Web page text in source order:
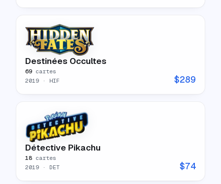
Destinées Occultes
69 cartes
2019 · HIF $289
Détective Pikachu
18 cartes
2019 · DET $74